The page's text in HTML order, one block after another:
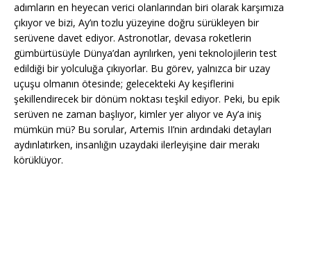
adımların en heyecan verici olanlarından biri olarak karşımıza
çıkıyor ve bizi, Ay’ın tozlu yüzeyine doğru sürükleyen bir
serüvene davet ediyor. Astronotlar, devasa roketlerin
gümbürtüsüyle Dünya’dan ayrılırken, yeni teknolojilerin test
edildiği bir yolculuğa çıkıyorlar. Bu görev, yalnızca bir uzay
uçuşu olmanın ötesinde; gelecekteki Ay keşiflerini
şekillendirecek bir dönüm noktası teşkil ediyor. Peki, bu epik
serüven ne zaman başlıyor, kimler yer alıyor ve Ay’a iniş
mümkün mü? Bu sorular, Artemis II’nin ardındaki detayları
aydınlatırken, insanlığın uzaydaki ilerleyişine dair merakı
körüklüyor.